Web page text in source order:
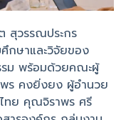
สุวรรณประกร
กษาและวิจัยของ
ม พร้อมด้วยคณะผู้
ร คงยิ่งยง ผู้อำนวย
ทย คุณจิราพร ศรี